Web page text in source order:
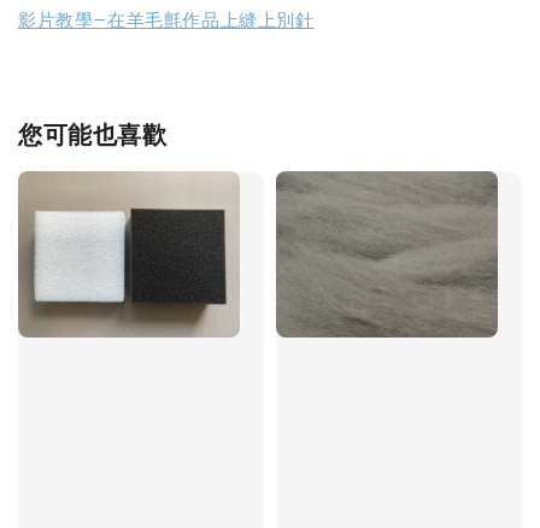
影片教學—在羊毛氈作品上縫上別針
您可能也喜歡